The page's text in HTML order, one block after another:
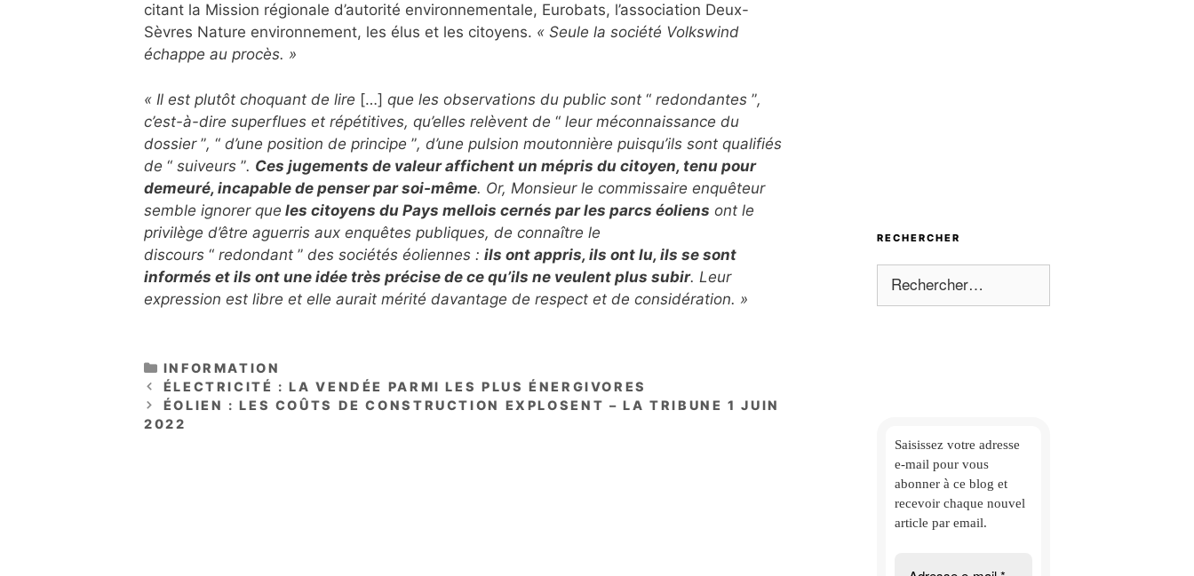
citant la Mission régionale d’autorité environnementale, Eurobats, l’association Deux-
Sèvres Nature environnement, les élus et les citoyens. « Seule la société Volkswind
échappe au procès. »
« Il est plutôt choquant de lire […] que les observations du public sont “ redondantes ”,
c’est-à-dire superflues et répétitives, qu’elles relèvent de “ leur méconnaissance du
dossier ”, “ d’une position de principe ”, d’une pulsion moutonnière puisqu’ils sont qualifiés
de “ suiveurs ”. Ces jugements de valeur affichent un mépris du citoyen, tenu pour
demeuré, incapable de penser par soi-même. Or, Monsieur le commissaire enquêteur
semble ignorer que les citoyens du Pays mellois cernés par les parcs éoliens ont le
privilège d’être aguerris aux enquêtes publiques, de connaître le
discours “ redondant ” des sociétés éoliennes : ils ont appris, ils ont lu, ils se sont
informés et ils ont une idée très précise de ce qu’ils ne veulent plus subir. Leur
expression est libre et elle aurait mérité davantage de respect et de considération. »
CATÉGORIES
INFORMATION
ÉLECTRICITÉ : LA VENDÉE PARMI LES PLUS ÉNERGIVORES
ÉOLIEN : LES COÛTS DE CONSTRUCTION EXPLOSENT – LA TRIBUNE 1 JUIN
2022
RECHERCHER
Saisissez votre adresse
e-mail pour vous
abonner à ce blog et
recevoir chaque nouvel
article par email.